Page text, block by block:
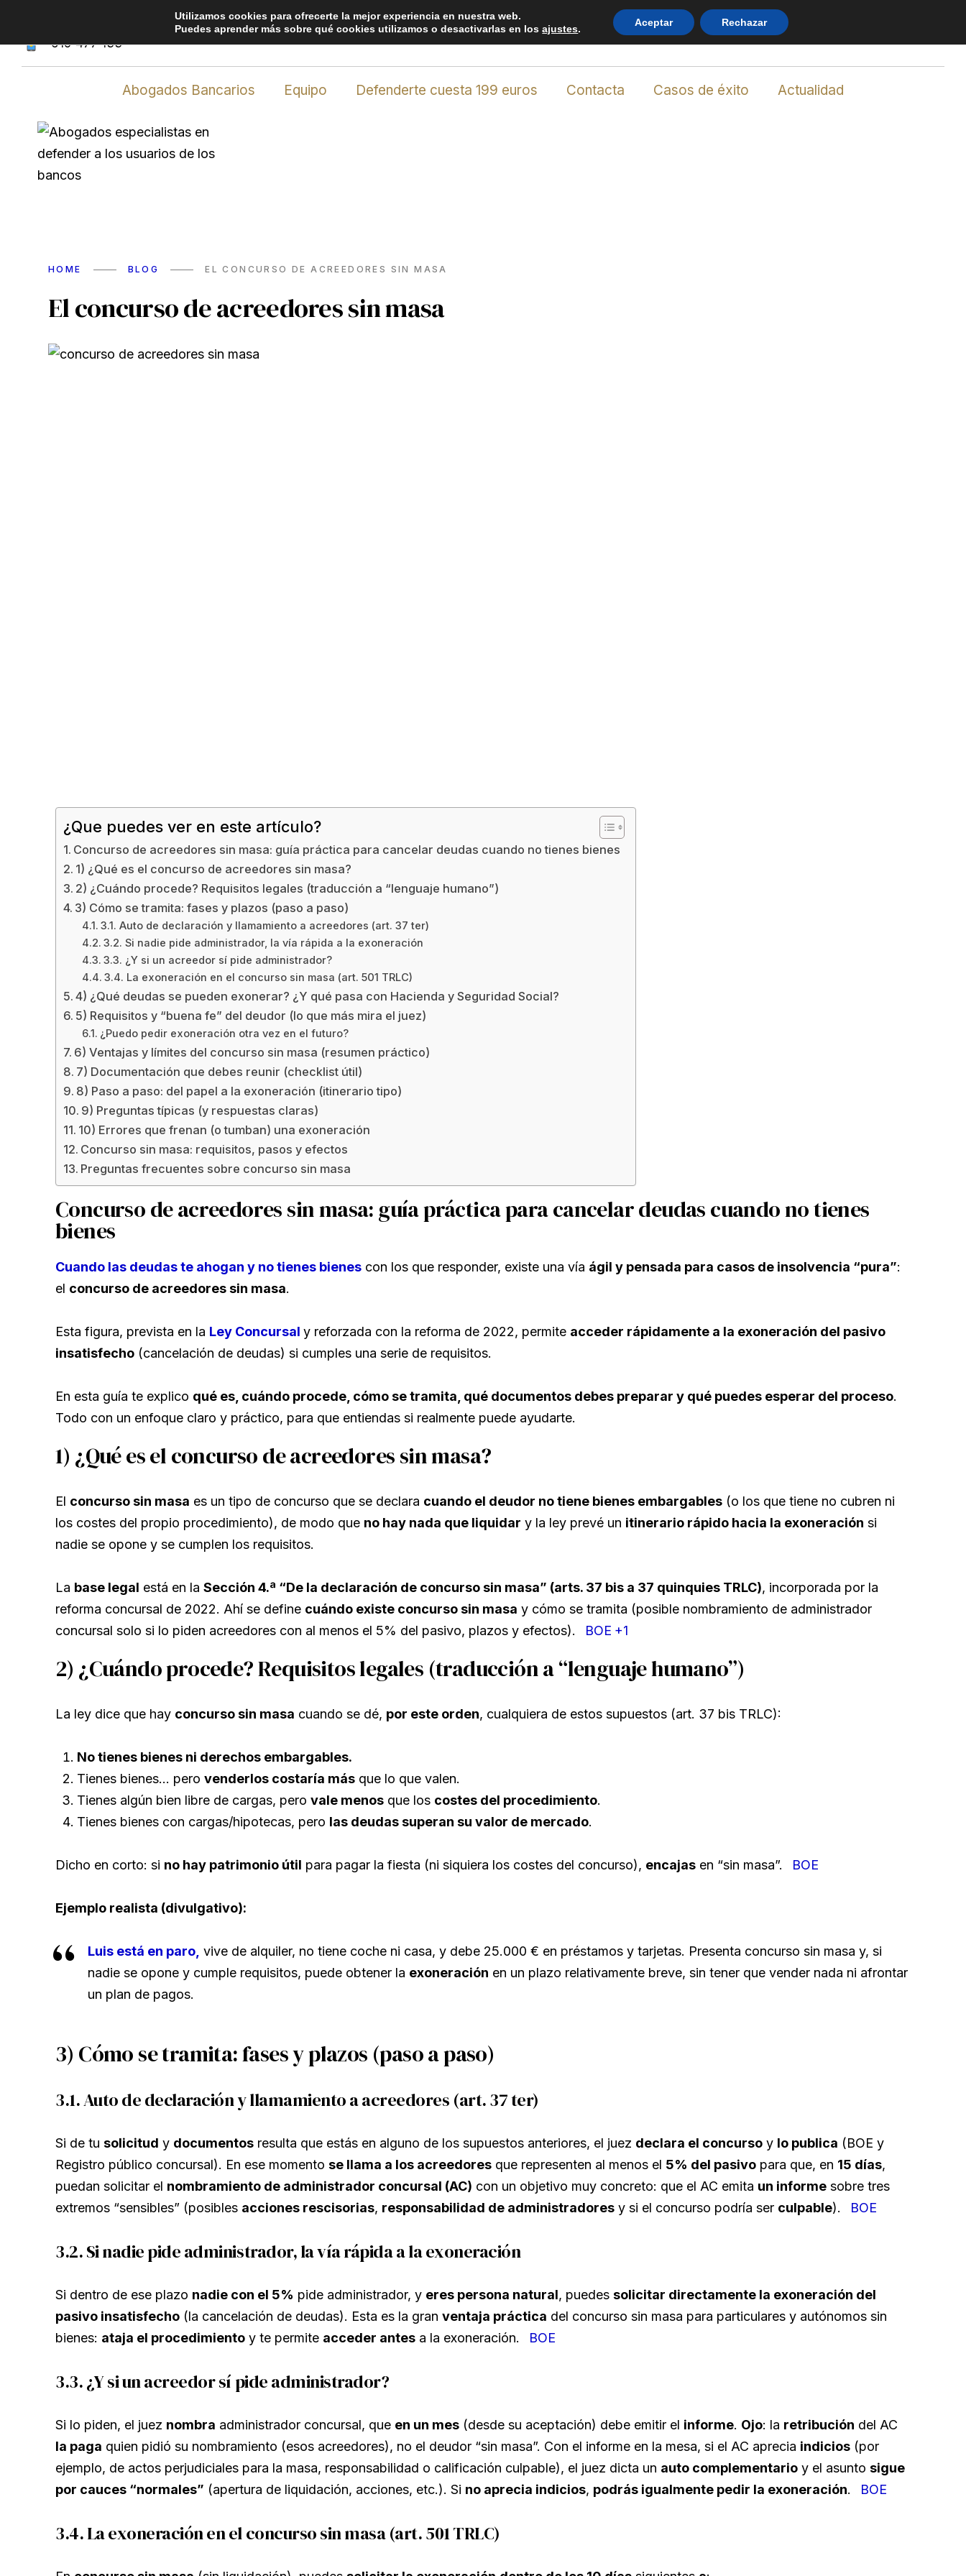
Avda. de los Empresarios, 20, edificio Arttysur, planta 2, oficina 1 * C.P. 11379 Los Barrios (Cádiz) Spain info@abogadosbancarios.es
619 477 133
Abogados Bancarios Equipo Defenderte cuesta 199 euros Contacta Casos de éxito Actualidad
HOME BLOG EL CONCURSO DE ACREEDORES SIN MASA
El concurso de acreedores sin masa
¿Que puedes ver en este artículo?
Concurso de acreedores sin masa: guía práctica para cancelar deudas cuando no tienes bienes
1) ¿Qué es el concurso de acreedores sin masa?
2) ¿Cuándo procede? Requisitos legales (traducción a “lenguaje humano”)
3) Cómo se tramita: fases y plazos (paso a paso)
3.1. Auto de declaración y llamamiento a acreedores (art. 37 ter)
3.2. Si nadie pide administrador, la vía rápida a la exoneración
3.3. ¿Y si un acreedor sí pide administrador?
3.4. La exoneración en el concurso sin masa (art. 501 TRLC)
4) ¿Qué deudas se pueden exonerar? ¿Y qué pasa con Hacienda y Seguridad Social?
5) Requisitos y “buena fe” del deudor (lo que más mira el juez)
¿Puedo pedir exoneración otra vez en el futuro?
6) Ventajas y límites del concurso sin masa (resumen práctico)
7) Documentación que debes reunir (checklist útil)
8) Paso a paso: del papel a la exoneración (itinerario tipo)
9) Preguntas típicas (y respuestas claras)
10) Errores que frenan (o tumban) una exoneración
Concurso sin masa: requisitos, pasos y efectos
Preguntas frecuentes sobre concurso sin masa
Concurso de acreedores sin masa: guía práctica para cancelar deudas cuando no tienes
bienes
Cuando las deudas te ahogan y no tienes bienes con los que responder, existe una vía ágil y pensada para casos de insolvencia “pura”:
el concurso de acreedores sin masa.
Esta figura, prevista en la Ley Concursal y reforzada con la reforma de 2022, permite acceder rápidamente a la exoneración del pasivo
insatisfecho (cancelación de deudas) si cumples una serie de requisitos.
En esta guía te explico qué es, cuándo procede, cómo se tramita, qué documentos debes preparar y qué puedes esperar del proceso.
Todo con un enfoque claro y práctico, para que entiendas si realmente puede ayudarte.
1) ¿Qué es el concurso de acreedores sin masa?
El concurso sin masa es un tipo de concurso que se declara cuando el deudor no tiene bienes embargables (o los que tiene no cubren ni
los costes del propio procedimiento), de modo que no hay nada que liquidar y la ley prevé un itinerario rápido hacia la exoneración si
nadie se opone y se cumplen los requisitos.
La base legal está en la Sección 4.ª “De la declaración de concurso sin masa” (arts. 37 bis a 37 quinquies TRLC), incorporada por la
reforma concursal de 2022. Ahí se define cuándo existe concurso sin masa y cómo se tramita (posible nombramiento de administrador
concursal solo si lo piden acreedores con al menos el 5% del pasivo, plazos y efectos).
BOE +1
2) ¿Cuándo procede? Requisitos legales (traducción a “lenguaje humano”)
La ley dice que hay concurso sin masa cuando se dé, por este orden, cualquiera de estos supuestos (art. 37 bis TRLC):
No tienes bienes ni derechos embargables.
Tienes bienes… pero venderlos costaría más que lo que valen.
Tienes algún bien libre de cargas, pero vale menos que los costes del procedimiento.
Tienes bienes con cargas/hipotecas, pero las deudas superan su valor de mercado.
Dicho en corto: si no hay patrimonio útil para pagar la fiesta (ni siquiera los costes del concurso), encajas en “sin masa”. BOE
Ejemplo realista (divulgativo):
Luis está en paro, vive de alquiler, no tiene coche ni casa, y debe 25.000 € en préstamos y tarjetas. Presenta concurso sin masa y, si
nadie se opone y cumple requisitos, puede obtener la exoneración en un plazo relativamente breve, sin tener que vender nada ni afrontar
un plan de pagos.
3) Cómo se tramita: fases y plazos (paso a paso)
3.1. Auto de declaración y llamamiento a acreedores (art. 37 ter)
Si de tu solicitud y documentos resulta que estás en alguno de los supuestos anteriores, el juez declara el concurso y lo publica (BOE y
Registro público concursal). En ese momento se llama a los acreedores que representen al menos el 5% del pasivo para que, en 15 días,
puedan solicitar el nombramiento de administrador concursal (AC) con un objetivo muy concreto: que el AC emita un informe sobre tres
extremos “sensibles” (posibles acciones rescisorias, responsabilidad de administradores y si el concurso podría ser culpable). BOE
3.2. Si nadie pide administrador, la vía rápida a la exoneración
Si dentro de ese plazo nadie con el 5% pide administrador, y eres persona natural, puedes solicitar directamente la exoneración del
pasivo insatisfecho (la cancelación de deudas). Esta es la gran ventaja práctica del concurso sin masa para particulares y autónomos sin
bienes: ataja el procedimiento y te permite acceder antes a la exoneración. BOE
3.3. ¿Y si un acreedor sí pide administrador?
Si lo piden, el juez nombra administrador concursal, que en un mes (desde su aceptación) debe emitir el informe. Ojo: la retribución del AC
la paga quien pidió su nombramiento (esos acreedores), no el deudor “sin masa”. Con el informe en la mesa, si el AC aprecia indicios (por
ejemplo, de actos perjudiciales para la masa, responsabilidad o calificación culpable), el juez dicta un auto complementario y el asunto sigue
por cauces “normales” (apertura de liquidación, acciones, etc.). Si no aprecia indicios, podrás igualmente pedir la exoneración. BOE
3.4. La exoneración en el concurso sin masa (art. 501 TRLC)
Utilizamos cookies para ofrecerte la mejor experiencia en nuestra web.
Puedes aprender más sobre qué cookies utilizamos o desactivarlas en losajustes.
Aceptar Rechazar